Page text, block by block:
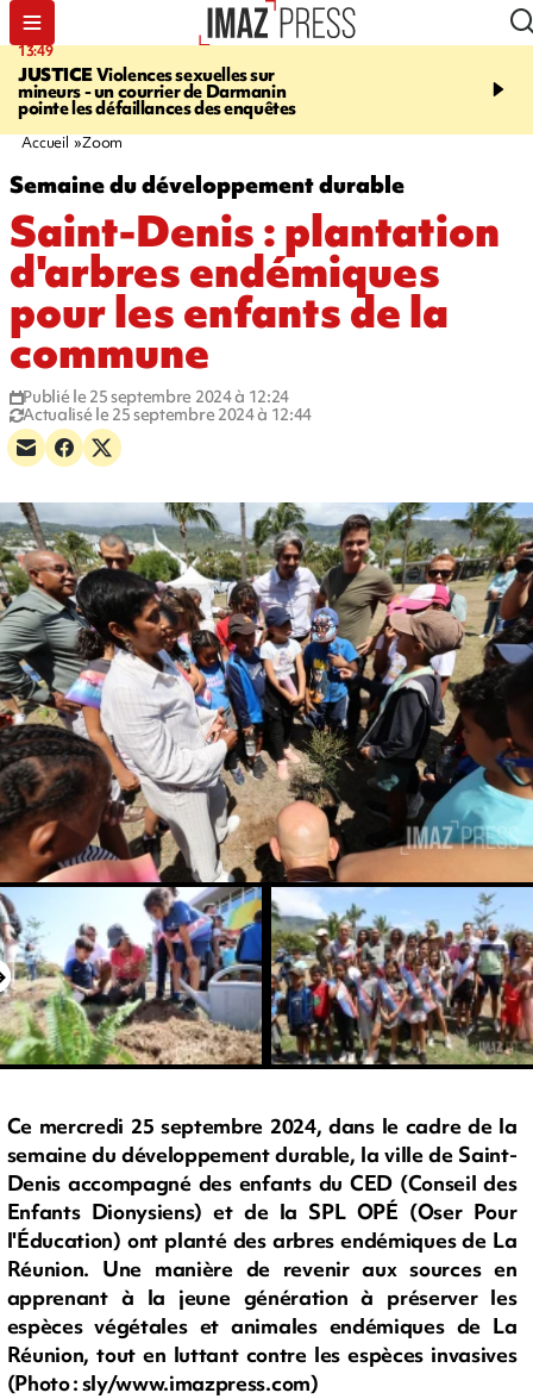
13:49
JUSTICEViolences sexuelles sur
mineurs - un courrier de Darmanin
pointe les défaillances des enquêtes
11:43
accident après le virage
Accueil Zoom
Semaine du développement durable
Saint-Denis : plantation
d'arbres endémiques
pour les enfants de la
commune
Publié le 25 septembre 2024 à 12:24
Actualisé le 25 septembre 2024 à 12:44
Ce mercredi 25 septembre 2024, dans le cadre de la
semaine du développement durable, la ville de Saint-
Denis accompagné des enfants du CED (Conseil des
Enfants Dionysiens) et de la SPL OPÉ (Oser Pour
l'Éducation) ont planté des arbres endémiques de La
Réunion. Une manière de revenir aux sources en
apprenant à la jeune génération à préserver les
espèces végétales et animales endémiques de La
Réunion, tout en luttant contre les espèces invasives
(Photo : sly/www.imazpress.com)